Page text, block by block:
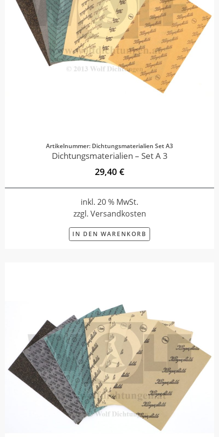
Artikelnummer: Dichtungsmaterialien Set A3
Dichtungsmaterialien – Set A 3
29,40 €
inkl. 20 % MwSt.
zzgl. Versandkosten
IN DEN WARENKORB